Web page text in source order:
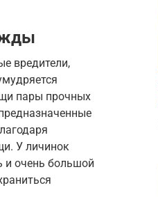
вредители,
пары прочных
У личинок
и очень большой